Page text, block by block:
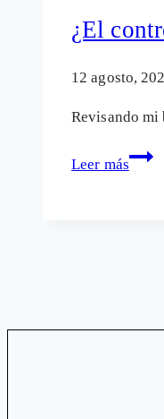
¿El
12 agosto,
Revisando mi
Leer más
¿El